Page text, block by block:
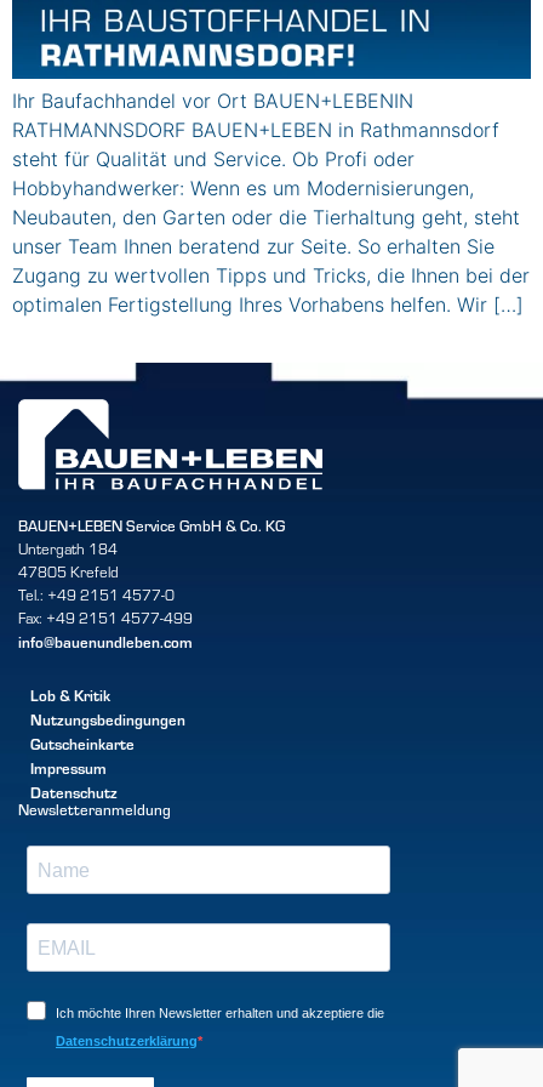
Ihr Baufachhandel vor Ort BAUEN+LEBENIN
RATHMANNSDORF BAUEN+LEBEN in Rathmannsdorf
steht für Qualität und Service. Ob Profi oder
Hobbyhandwerker: Wenn es um Modernisierungen,
Neubauten, den Garten oder die Tierhaltung geht, steht
unser Team Ihnen beratend zur Seite. So erhalten Sie
Zugang zu wertvollen Tipps und Tricks, die Ihnen bei der
optimalen Fertigstellung Ihres Vorhabens helfen. Wir […]
BAUEN+LEBEN Service GmbH & Co. KG
Untergath 184
47805 Krefeld
Tel.: +49 2151 4577-0
Fax: +49 2151 4577-499
info@bauenundleben.com
Lob & Kritik
Nutzungsbedingungen
Gutscheinkarte
Impressum
Datenschutz
Newsletteranmeldung
Ich möchte Ihren Newsletter erhalten und akzeptiere die
Datenschutzerklärung